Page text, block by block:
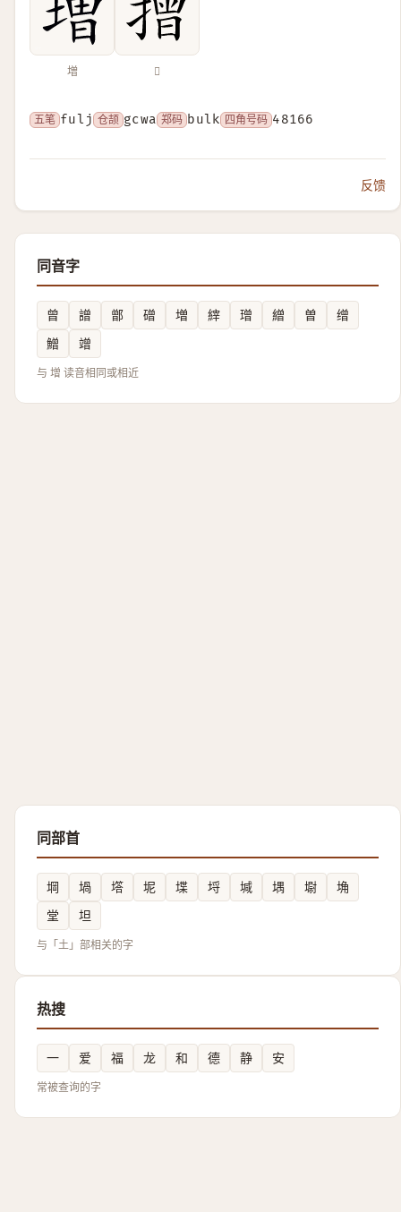
増 𢴣
五笔 fulj 仓颉 gcwa 郑码 bulk 四角号码 48166
反馈
同音字
曾 譄 鄫 磳 増 縡 璔 繒 曽
缯
鱛
竲
与 增 读音相同或相近
同部首
堈 堝 㙮 坭 堞 埒 堿 堣 墛
埆
堂
坦
与「土」部相关的字
热搜
一 爱 福 龙 和 德 静 安
常被查询的字